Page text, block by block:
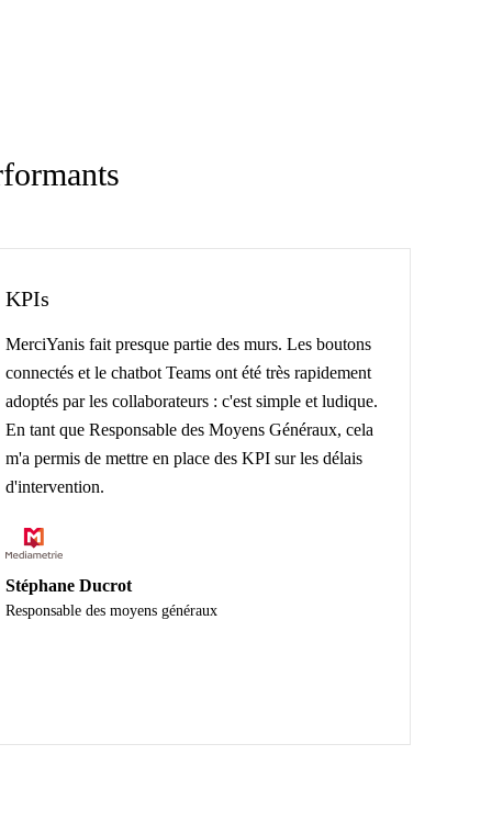
KPIs
MerciYanis fait presque partie des murs. Les boutons
connectés et le chatbot Teams ont été très rapidement
adoptés par les collaborateurs : c'est simple et ludique.
En tant que Responsable des Moyens Généraux, cela
m'a permis de mettre en place des KPI sur les délais
d'intervention.
Stéphane Ducrot
Responsable des moyens généraux